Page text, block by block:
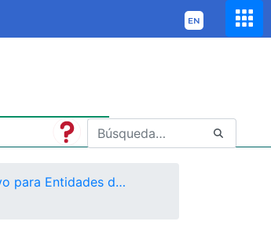
Marco Normativo para Entidades de Gobierno